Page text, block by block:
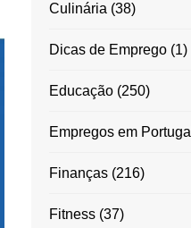
Culinária (38)
Dicas de Emprego(1)
Educação(250)
Empregos em Portugal
Finanças(216)
Fitness(37)